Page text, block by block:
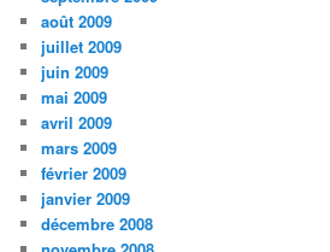
août 2009
juillet 2009
juin 2009
mai 2009
avril 2009
mars 2009
février 2009
janvier 2009
décembre 2008